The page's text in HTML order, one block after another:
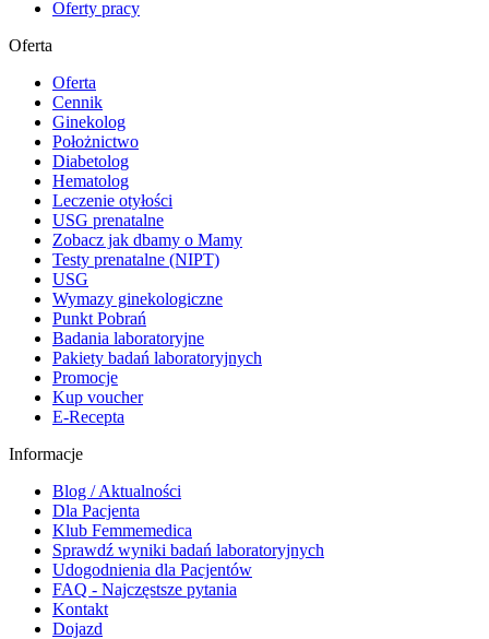
Oferty pracy
Oferta
Oferta
Cennik
Ginekolog
Położnictwo
Diabetolog
Hematolog
Leczenie otyłości
USG prenatalne
Zobacz jak dbamy o Mamy
Testy prenatalne (NIPT)
USG
Wymazy ginekologiczne
Punkt Pobrań
Badania laboratoryjne
Pakiety badań laboratoryjnych
Promocje
Kup voucher
E-Recepta
Informacje
Blog / Aktualności
Dla Pacjenta
Klub Femmemedica
Sprawdź wyniki badań laboratoryjnych
Udogodnienia dla Pacjentów
FAQ - Najczęstsze pytania
Kontakt
Dojazd